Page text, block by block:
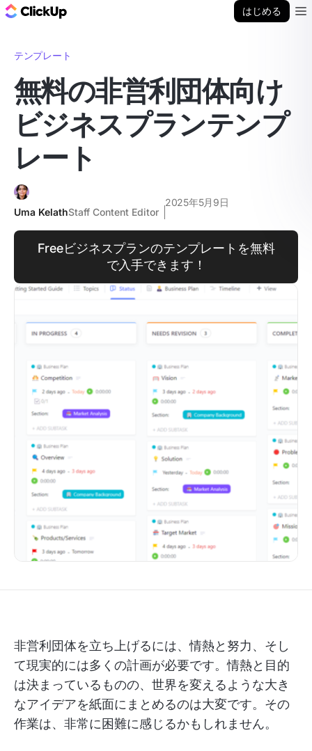
はじめる
テンプレート
無料の非営利団体向け
ビジネスプランテンプ
レート
Uma KelathStaff Content Editor
2025年5月9日
Freeビジネスプランのテンプレートを無料
で入手できます！
非営利団体を立ち上げるには、情熱と努力、そし
て現実的には多くの計画が必要です。情熱と目的
は決まっているものの、世界を変えるような大き
なアイデアを紙面にまとめるのは大変です。その
作業は、非常に困難に感じるかもしれません。